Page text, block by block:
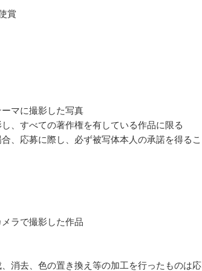
賞
マに撮影した写真
、すべての著作権を有している作品に限る
、応募に際し、必ず被写体本人の承諾を得るこ
ラで撮影した作品
消去、色の置き換え等の加工を行ったものは応